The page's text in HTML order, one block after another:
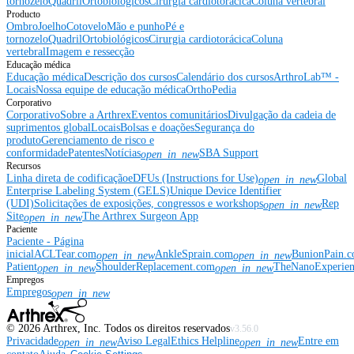
Producto
OmbroJoelhoCotoveloMão e punhoPé e
tornozeloQuadrilOrtobiológicosCirurgia cardiotorácicaColuna
vertebralImagem e ressecção
Educação médica
Educação médicaDescrição dos cursosCalendário dos cursosArthroLab™ -
LocaisNossa equipe de educação médicaOrthoPedia
Corporativo
CorporativoSobre a ArthrexEventos comunitáriosDivulgação da cadeia de
suprimentos globalLocaisBolsas e doaçõesSegurança do
produtoGerenciamento de risco e
conformidadePatentesNotíciasopen_in_newSBA Support
Recursos
Linha direta de codificaçãoeDFUs (Instructions for Use)open_in_newGlobal
Enterprise Labeling System (GELS)Unique Device Identifier
(UDI)Solicitações de exposições, congressos e workshopsopen_in_newRep
Siteopen_in_newThe Arthrex Surgeon App
Paciente
Paciente - Página
inicialACLTear.comopen_in_newAnkleSprain.comopen_in_new
Patientopen_in_newShoulderReplacement.comopen_in_new
Empregos
Empregosopen_in_new
© 2026 Arthrex, Inc. Todos os direitos reservadosv3.56.0
Privacidadeopen_in_newAviso LegalEthics Helplineopen_in_newEntre em